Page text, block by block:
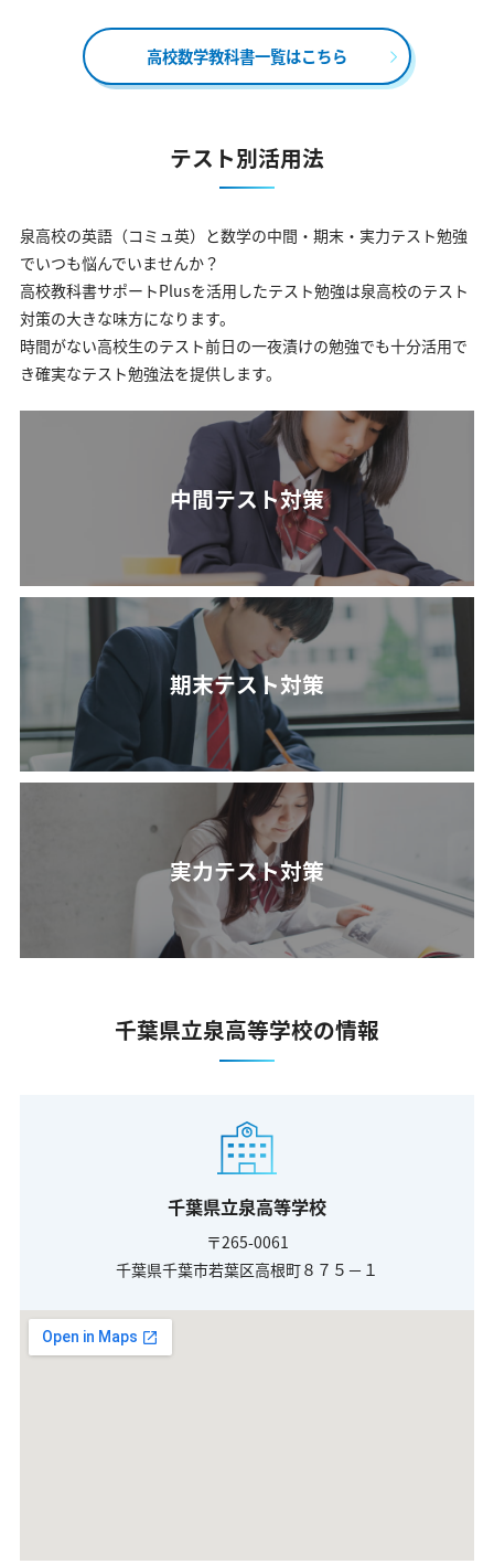
高校数学教科書一覧はこちら
テスト別活用法
泉高校の英語（コミュ英）と数学の中間・期末・実力テスト勉強
でいつも悩んでいませんか？
高校教科書サポートPlusを活用したテスト勉強は泉高校のテスト
対策の大きな味方になります。
時間がない高校生のテスト前日の一夜漬けの勉強でも十分活用で
き確実なテスト勉強法を提供します。
中間テスト対策
期末テスト対策
実力テスト対策
千葉県立泉高等学校の情報
千葉県立泉高等学校
〒265-0061
千葉県千葉市若葉区高根町８７５－１